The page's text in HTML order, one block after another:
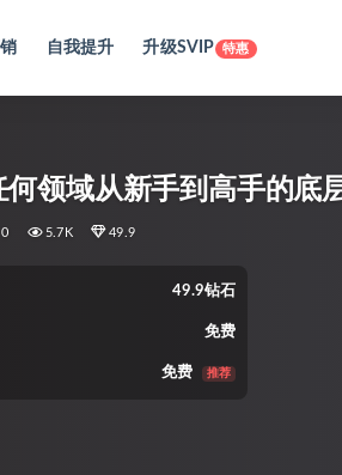
自我提升 升级SVIP 特惠
领域从新手到高手的底
0 5.7K 49.9
49.9钻石
免费
免费 推荐